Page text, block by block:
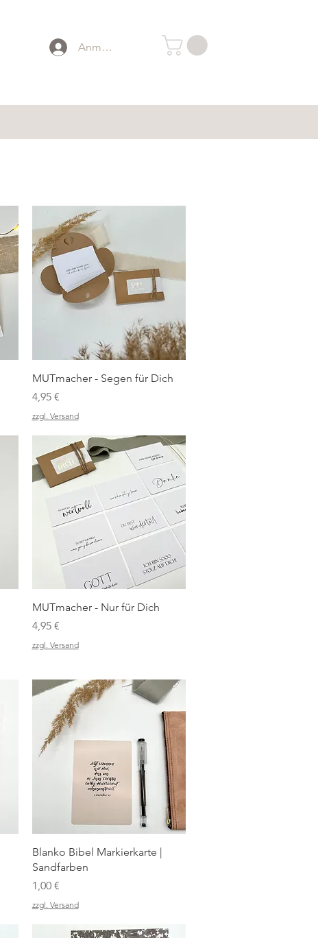
Anmelden
Schnellansicht
MUTmacher - Segen für Dich
Preis
4,95 €
zzgl. Versand
Schnellansicht
MUTmacher - Nur für Dich
Preis
4,95 €
zzgl. Versand
Schnellansicht
Blanko Bibel Markierkarte |
Sandfarben
Preis
1,00 €
zzgl. Versand